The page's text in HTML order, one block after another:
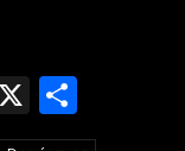
X